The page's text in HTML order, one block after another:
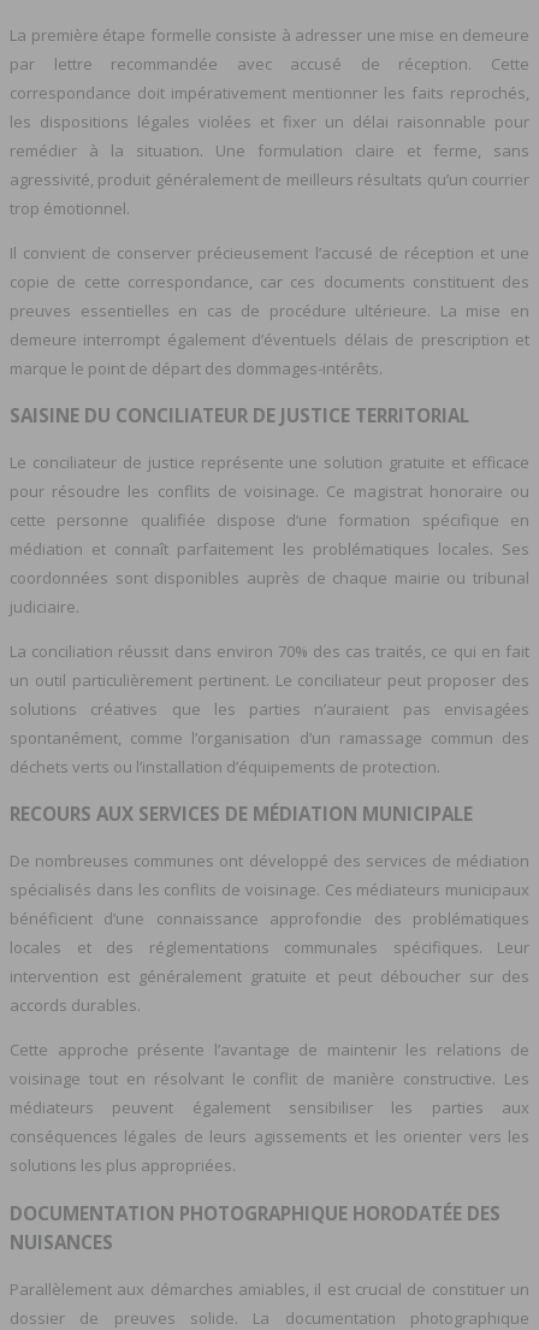
La première étape formelle consiste à adresser une mise en demeure
par lettre recommandée avec accusé de réception. Cette
correspondance doit impérativement mentionner les faits reprochés,
les dispositions légales violées et fixer un délai raisonnable pour
remédier à la situation. Une formulation claire et ferme, sans
agressivité, produit généralement de meilleurs résultats qu’un courrier
trop émotionnel.
Il convient de conserver précieusement l’accusé de réception et une
copie de cette correspondance, car ces documents constituent des
preuves essentielles en cas de procédure ultérieure. La mise en
demeure interrompt également d’éventuels délais de prescription et
marque le point de départ des dommages-intérêts.
SAISINE DU CONCILIATEUR DE JUSTICE TERRITORIAL
Le conciliateur de justice représente une solution gratuite et efficace
pour résoudre les conflits de voisinage. Ce magistrat honoraire ou
cette personne qualifiée dispose d’une formation spécifique en
médiation et connaît parfaitement les problématiques locales. Ses
coordonnées sont disponibles auprès de chaque mairie ou tribunal
judiciaire.
La conciliation réussit dans environ 70% des cas traités, ce qui en fait
un outil particulièrement pertinent. Le conciliateur peut proposer des
solutions créatives que les parties n’auraient pas envisagées
spontanément, comme l’organisation d’un ramassage commun des
déchets verts ou l’installation d’équipements de protection.
RECOURS AUX SERVICES DE MÉDIATION MUNICIPALE
De nombreuses communes ont développé des services de médiation
spécialisés dans les conflits de voisinage. Ces médiateurs municipaux
bénéficient d’une connaissance approfondie des problématiques
locales et des réglementations communales spécifiques. Leur
intervention est généralement gratuite et peut déboucher sur des
accords durables.
Cette approche présente l’avantage de maintenir les relations de
voisinage tout en résolvant le conflit de manière constructive. Les
médiateurs peuvent également sensibiliser les parties aux
conséquences légales de leurs agissements et les orienter vers les
solutions les plus appropriées.
DOCUMENTATION PHOTOGRAPHIQUE HORODATÉE DES
NUISANCES
Parallèlement aux démarches amiables, il est crucial de constituer un
dossier de preuves solide. La documentation photographique